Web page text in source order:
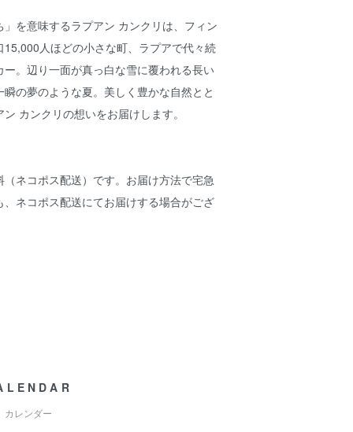
」を意味するラプアン カンクリは、フィン
15,000人ほどの小さな町、ラプアで代々続
ー。辺り一面が真っ白な雪に覆われる長い
の夢のような夏。美しく豊かな自然とと
カンクリの想いをお届けします。
ネコポス配送）です。お届け方法で宅急
ネコポス配送にてお届けする場合がござ
カレンダー